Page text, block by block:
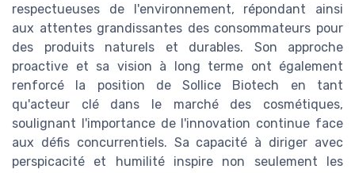
respectueuses de l'environnement, répondant ainsi
aux attentes grandissantes des consommateurs pour
des produits naturels et durables. Son approche
proactive et sa vision à long terme ont également
renforcé la position de Sollice Biotech en tant
qu'acteur clé dans le marché des cosmétiques,
soulignant l'importance de l'innovation continue face
aux défis concurrentiels. Sa capacité à diriger avec
perspicacité et humilité inspire non seulement les